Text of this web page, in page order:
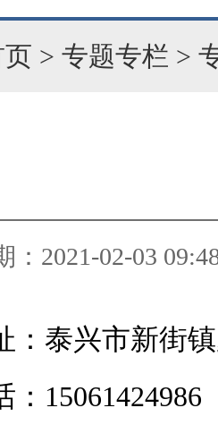
> 专题专栏 >
：2021-02-03
泰兴市新街镇
15061424986